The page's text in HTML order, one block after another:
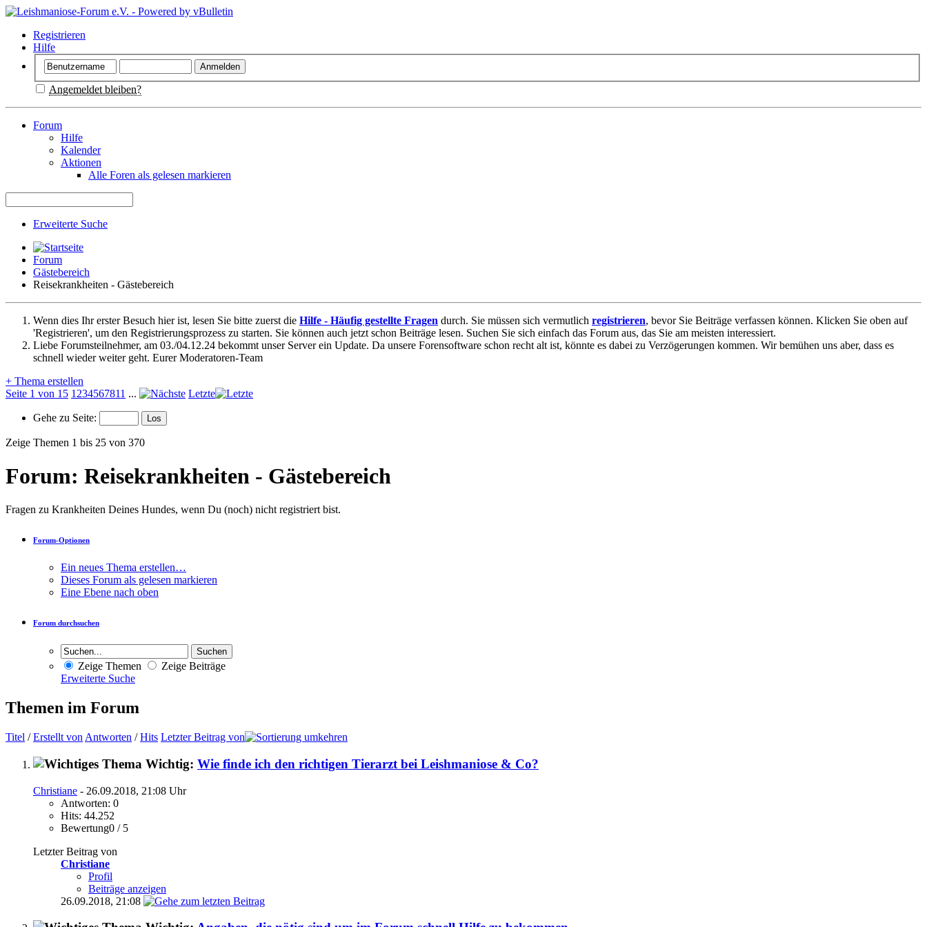
Registrieren
Hilfe
Angemeldet bleiben?
Forum
Hilfe
Kalender
Aktionen
Alle Foren als gelesen markieren
Erweiterte Suche
Forum
Gästebereich
Reisekrankheiten - Gästebereich
Wenn dies Ihr erster Besuch hier ist, lesen Sie bitte zuerst die Hilfe - Häufig gestellte Fragen durch. Sie müssen sich vermutlich registrieren, bevor Sie Beiträge verfassen können. Klicken Sie oben auf
'Registrieren', um den Registrierungsprozess zu starten. Sie können auch jetzt schon Beiträge lesen. Suchen Sie sich einfach das Forum aus, das Sie am meisten interessiert.
Liebe Forumsteilnehmer, am 03./04.12.24 bekommt unser Server ein Update. Da unsere Forensoftware schon recht alt ist, könnte es dabei zu Verzögerungen kommen. Wir bemühen uns aber, dass es
schnell wieder weiter geht. Eurer Moderatoren-Team
+ Thema erstellen
Seite 1 von 15 1 234567811 ... Letzte
Gehe zu Seite:
Zeige Themen 1 bis 25 von 370
Forum: Reisekrankheiten - Gästebereich
Fragen zu Krankheiten Deines Hundes, wenn Du (noch) nicht registriert bist.
Forum-Optionen
Ein neues Thema erstellen…
Dieses Forum als gelesen markieren
Eine Ebene nach oben
Forum durchsuchen
Zeige Themen
Zeige Beiträge
Erweiterte Suche
Themen im Forum
Titel /Erstellt von Antworten /Hits Letzter Beitrag von
Wichtig: Wie finde ich den richtigen Tierarzt bei Leishmaniose & Co?
Christiane - 26.09.2018, 21:08 Uhr
Antworten: 0
Hits: 44.252
Bewertung0 / 5
Letzter Beitrag von
Christiane
Profil
Beiträge anzeigen
26.09.2018, 21:08